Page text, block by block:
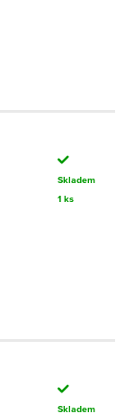
Skladem
1 ks
Skladem